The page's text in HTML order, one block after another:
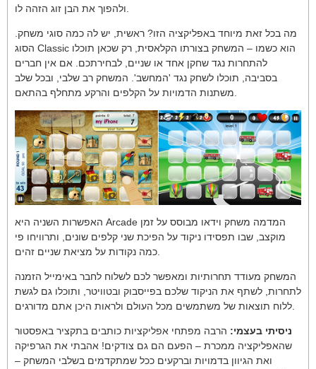
מה בכל זאת מיוחד באפליקציה הזו? ראשית, יש לה כמה סוגי משחק.
הסוג Classic הוא כשמו – המשחק בצורתו הקלאסית, רק שכאן תוכלו
להתחרות נגד שחקן אחד או שניים, לבחירתכם. אם אין חברים
בסביבה, תוכלו לשחק נגד 'המחשב'. המשחק רב שלבי, ובכל שלב
האפשרות השניה היא Arcade המדמה משחק וידאו מבוסס על זמן
מוקצב, שבו תפסידו ניקוד על הפיכת שני קלפים שונים, ותרוויחו פי
כמה נקודות על מציאת שניים זהים.
המשחק מעודד תחרותיות ומאפשר לכם לשלוח לחבר באימייל הזמנה
לתחרות, לשתף את הניקוד שלכם בפייסבוק ובטוויטר, ותוכלו גם לגשת
ללוח תוצאות של משתמשים מכל העולם ולראות היכן אתם מדורגים.
ניסיתי בעצמי: הרבה מפתחי אפליקציות כותבים בתקציר באפסטור
שהאפליקציה ממכרת – הפעם הם גם צודקים! אהבתי את הגרפיקה
ואת הגיוון בדמויות וברקעים ככל שמתקדמים בשלבי המשחק –